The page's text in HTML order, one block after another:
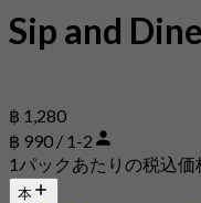
Sip and
฿ 1,280
฿ 990 / 1-2
1パックあたりの税込価
本